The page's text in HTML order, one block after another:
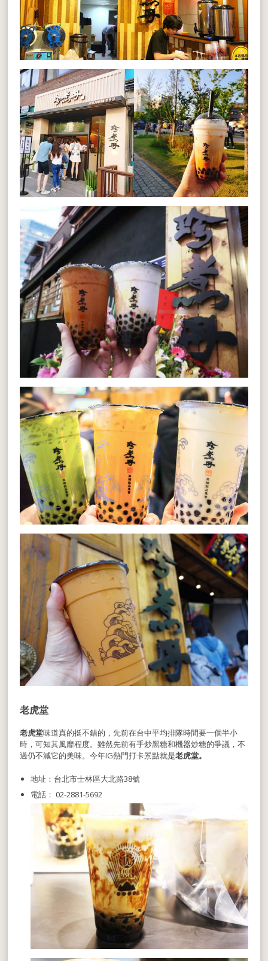
老虎堂
老虎堂味道真的挺不錯的，先前在台中平均排隊時間要一個半小
時，可知其風靡程度。雖然先前有手炒黑糖和機器炒糖的爭議，不
過仍不減它的美味。今年IG熱門打卡景點就是老虎堂。
地址：台北市士林區大北路38號
電話： 02-2881-5692